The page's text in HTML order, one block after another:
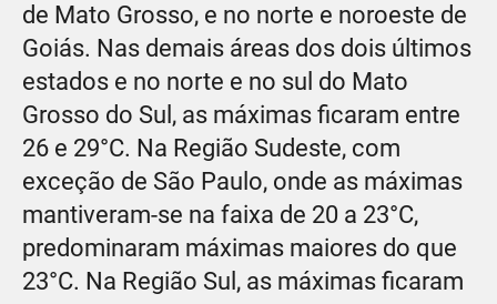
de Mato Grosso, e no norte e noroeste de
Goiás. Nas demais áreas dos dois últimos
estados e no norte e no sul do Mato
Grosso do Sul, as máximas ficaram entre
26 e 29°C. Na Região Sudeste, com
exceção de São Paulo, onde as máximas
mantiveram-se na faixa de 20 a 23°C,
predominaram máximas maiores do que
23°C. Na Região Sul, as máximas ficaram